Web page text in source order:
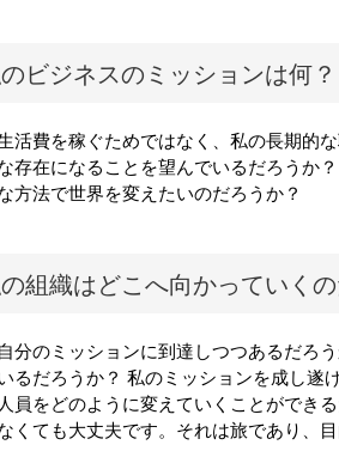
ビジネスのミッションは何？
活費を稼ぐためではなく、私の長期的
存在になることを望んでいるだろうか
方法で世界を変えたいのだろうか？
組織はどこへ向かっていく
分のミッションに到達しつつあるだろ
るだろうか？ 私のミッションを成し遂
員をどのように変えていくことができ
くても大丈夫です。それは旅であり、目